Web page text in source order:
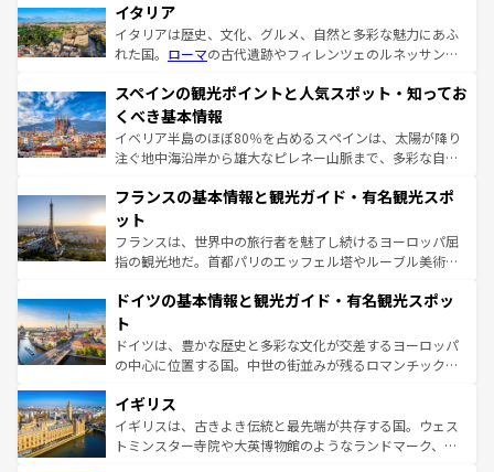
イタリア
イタリアは歴史、文化、グルメ、自然と多彩な魅力にあふ
れた国。 ローマの古代遺跡やフィレンツェのルネッサンス
ろん、トスカーナの美しい田園風景やアマルフィ海岸の絶
景など、自然景観も見逃せない。観光の合間には、本場の
ピザやパスタなど、絶品のイタリア料理を堪能することも
できる。朝目覚めてから夜眠るまで、すべての瞬間を楽し
なお、新着のイタリア情報はコンテンツ一覧を参照してほ
しい。
スペインの観光ポイントと人気スポット・知ってお
くべき基本情報
イベリア半島のほぼ80％を占めるスペインは、太陽が降り
注ぐ地中海沿岸から雄大なピレネー山脈まで、多彩な自然
文化が根付くこの国では、情熱的なフラメンコ、熱気あふ
れる闘牛、そして美味しいタパスが生活の一部となってい
る。首都マドリードの洗練された雰囲気や、バルセロナの
アートに溢れた街角から、地方では古代ローマ遺跡や中世
せる。地方によって風土や気候が異なるスペインはその個
ンテンツ一覧 を参照してほしい。
フランスの基本情報と観光ガイド・有名観光スポ
ット
フランスは、世界中の旅行者を魅了し続けるヨーロッパ屈
指の観光地だ。首都パリのエッフェル塔やルーブル美術館
で、幅広い魅力が詰まっている。華麗な宮殿、歴史的な大
聖堂、美しいビーチ、そして豊かな自然が、訪れる者を心
から魅了する。また、フランスは美食の国としても知ら
れ、フランス料理はユネスコ無形文化遺産にも登録されて
香り高いラベンダー畑など、多彩な楽しみ方が可能だ。さ
らに、パリ以外の地域にも魅力が溢れており、どの街角に
も豊かな歴史と文化が息づいている。パリ以外の個性あふ
ドイツの基本情報と観光ガイド・有名観光スポッ
ト
ドイツは、豊かな歴史と多彩な文化が交差するヨーロッパ
の中心に位置する国。中世の街並みが残るロマンチック街
顔を持つこの国は、どこを歩いても飽きることがない。ベ
ルリンの文化的活気、バイエルン州のアルプスの絶景、そ
してライン川沿いのワイン畑といった風景は必見。ビール
イギリス
イギリスは、古きよき伝統と最先端が共存する国。ウェス
トミンスター寺院や大英博物館のようなランドマーク、歴